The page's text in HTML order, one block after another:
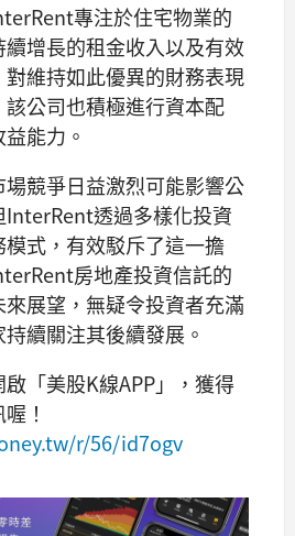
專注於住宅物業的
增長的租金收入以及有效
維持如此優異的財務表現
公司也積極進行資本配
能力。
競爭日益激烈可能影響公
InterRent透過多樣化投資
式，有效駁斥了這一擔
房地產投資信託的
展望，無疑令投資者充滿
續關注其後續發展。
「美股K線APP」，獲得
！
r/56/id7ogv